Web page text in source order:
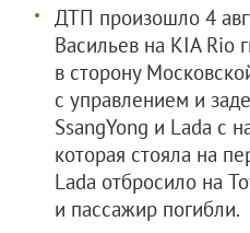
ДТП произошло 4
Васильев на KIA Rio
в сторону
с управлением и
SsangYong и Lada с
которая стояла на
Lada отбросило на
и пассажир погибли.